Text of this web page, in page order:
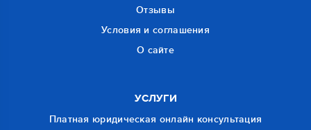
Отзывы
Условия и соглашения
О сайте
УСЛУГИ
Платная юридическая онлайн консультация